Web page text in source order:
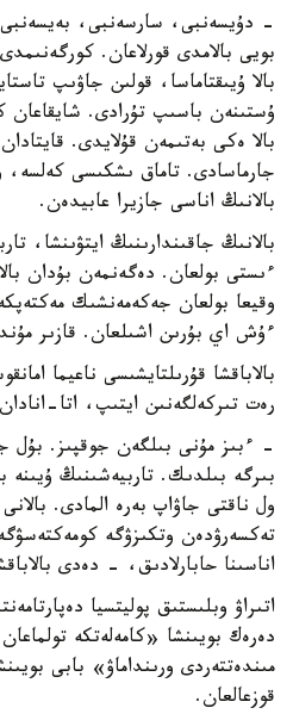
- دۇيسەنبى، سارسەنبى،
بويى بالامدى قورلاعان.
بالا ۇيىقتاماسا، قولىن جاۋىپ
ۇستىنەن باسىپ تۇرادى. شايقاعان
بالا ەكى بەتىمەن قۇلايدى.
جارماسادى. تاماق ىشكىسى
بالانىڭ اناسى جازيرا عابيدەن.
بالانىڭ جاقىندارىنىڭ ايتۋىنشا،
ءىستى بولعان. دەگەنمەن بۇدان
وقيعا بولعان جەكەمەنشىك
ءۇش اي بۇرىن اشىلعان. قازىر مۇندا 24 بالا
بالاباقشا قۇرىلتايشىسى ناعيما
رەت تىركەلگەنىن ايتىپ، اتا-
- ءبىز مۇنى بىلگەن جوقپىز. بۇل
بىرگە بىلدىك. تاربيەشىنىڭ
ول ناقتى جاۋاپ بەرە المادى.
تەكسەرۋدەن وتكىزۋگە
اناسىنا حابارلادىق، - دەدى
اتىراۋ وبلىستىق پوليتسيا
دەرەك بويىنشا «كامەلەتكە
مىندەتتەردى ورىنداماۋ» بابى
قوزعالعان.